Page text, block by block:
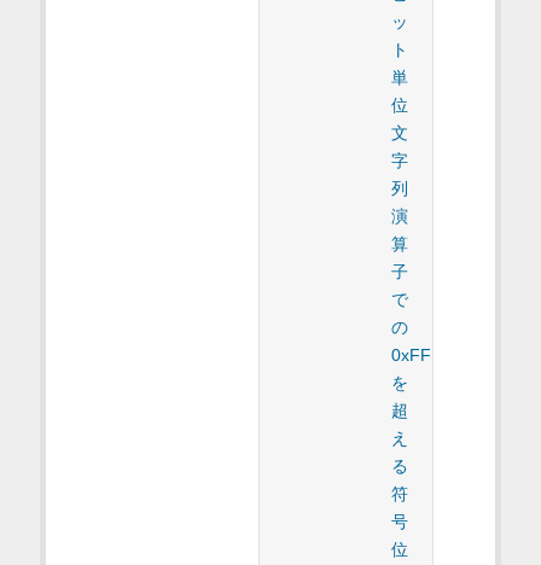
ッ
ト
単
位
文
字
列
演
算
子
で
の
0xFF
を
超
え
る
符
号
位